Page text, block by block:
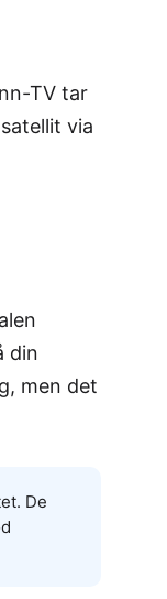
TV tar
via
din
men det
De